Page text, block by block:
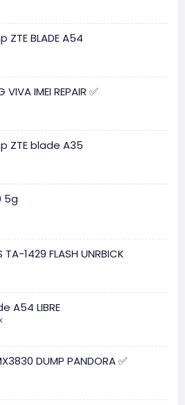
ZTE BLADE A54
VIVA IMEI REPAIR ✅
ZTE blade A35
5g
TA-1429 FLASH UNRBICK
A54 LIBRE
DUMP PANDORA ✅